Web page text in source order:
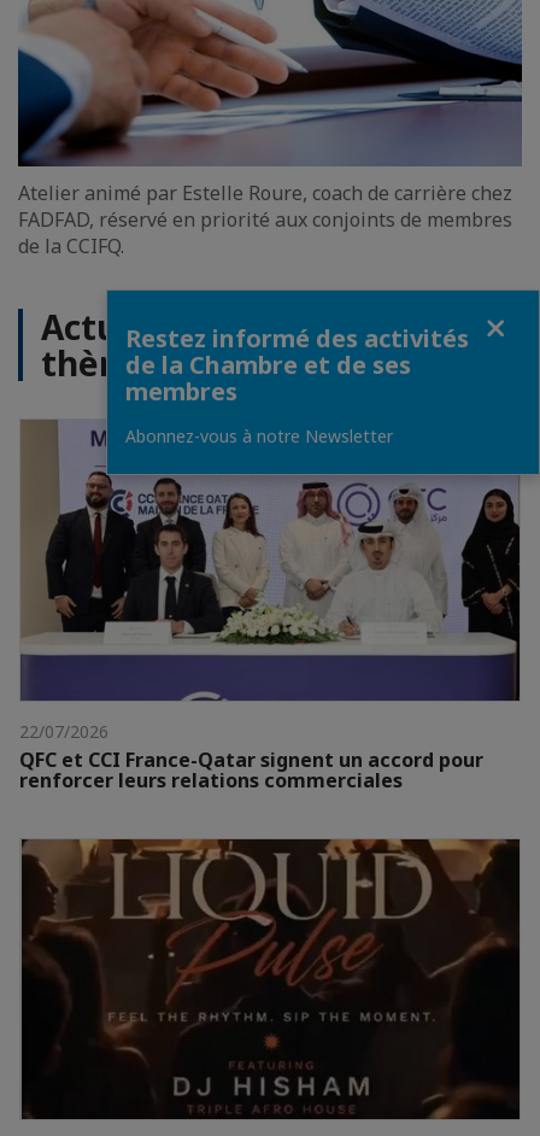
Atelier animé par Estelle Roure, coach de carrière chez
FADFAD, réservé en priorité aux conjoints de membres
de la CCIFQ.
Actualités sur le même
thème
22/07/2026
QFC et CCI France-Qatar signent un accord pour
renforcer leurs relations commerciales
Restez informé des activités
de la Chambre et de ses
membres
Abonnez-vous à notre Newsletter